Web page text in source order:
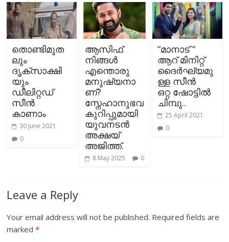
തൊണ്ടിമുത
ലും
ദൃക്സാക്ഷി
യും
ഡീലിറ്റഡ്
സീന്‍
കാണാം
30 June 2021
0
ആസിഫ്
നിങ്ങള്‍
എന്തൊരു
മനുഷ്യനാ
ണ്?
സ്നേഹാനുഭവ
കുറിപ്പുമായി
യുവനടന്‍
അക്ഷയ്
അജിത്ത്.
8 May 2025 0
“മാനാട് “
ആറ് മിനിറ്റ്
ദൈര്‍ഘ്യമു
ള്ള സീൻ
ഒറ്റ ഷോട്ടിൽ
ചിമ്പു..
25 April 2021
0
Leave a Reply
Your email address will not be published. Required fields are
marked*